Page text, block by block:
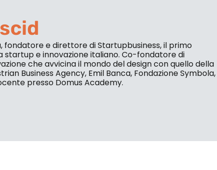
fondatore e direttore di Startupbusiness, il primo
startup e innovazione italiano. Co-fondatore di
che avvicina il mondo del design con quello della
Business Agency, Emil Banca, Fondazione Symbola,
presso Domus Academy.